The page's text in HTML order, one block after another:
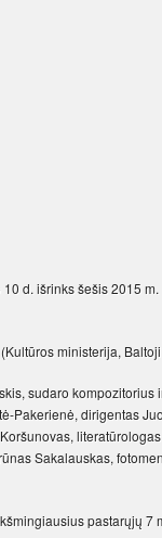
d. iš­rinks še­šis 2015
mi­nis­te­ri­ja,
su­da­ro kom­po­zi­to­rius
Pa­ke­rie­nė, di­ri­gen­tas
Sa­ka­laus­kas,
pa­sta­rų­jų 7